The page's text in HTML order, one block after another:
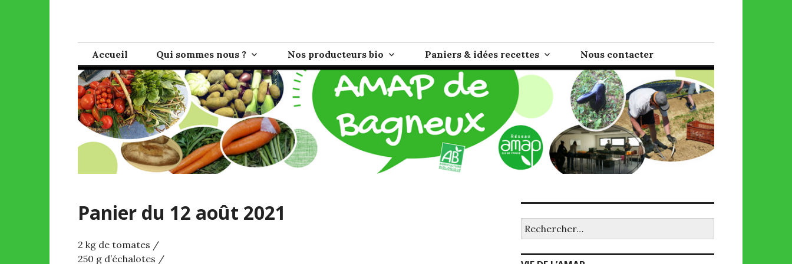
AMAP de Bagneux
Accueil Qui sommes nous ? Nos producteurs bio Paniers & idées recettes Nous contacter
Panier du 12 août 2021
2 kg de tomates /
250 g d’échalotes /